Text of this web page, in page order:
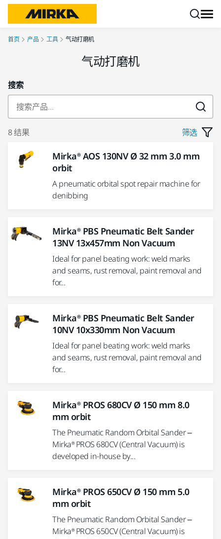
首页 产品 工具 气动打磨机
气动打磨机
搜索
8 结果 筛选
Mirka® AOS 130NV Ø 32 mm 3.0 mm
orbit
A pneumatic orbital spot repair machine for
denibbing
Mirka® PBS Pneumatic Belt Sander
13NV 13x457mm Non Vacuum
Ideal for panel beating work: weld marks
and seams, rust removal, paint removal and
for...
Mirka® PBS Pneumatic Belt Sander
10NV 10x330mm Non Vacuum
Ideal for panel beating work: weld marks
and seams, rust removal, paint removal and
for...
Mirka® PROS 680CV Ø 150 mm 8.0
mm orbit
The Pneumatic Random Orbital Sander –
Mirka® PROS 680CV (Central Vacuum) is
developed in-house by...
Mirka® PROS 650CV Ø 150 mm 5.0
mm orbit
The Pneumatic Random Orbital Sander –
Mirka® PROS 650CV (Central Vacuum) is